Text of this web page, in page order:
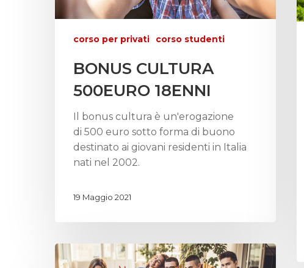
corso per privati corso studenti
BONUS CULTURA
500EURO 18ENNI
Il bonus cultura è un'erogazione
di 500 euro sotto forma di buono
destinato ai giovani residenti in Italia
nati nel 2002.
19 Maggio 2021